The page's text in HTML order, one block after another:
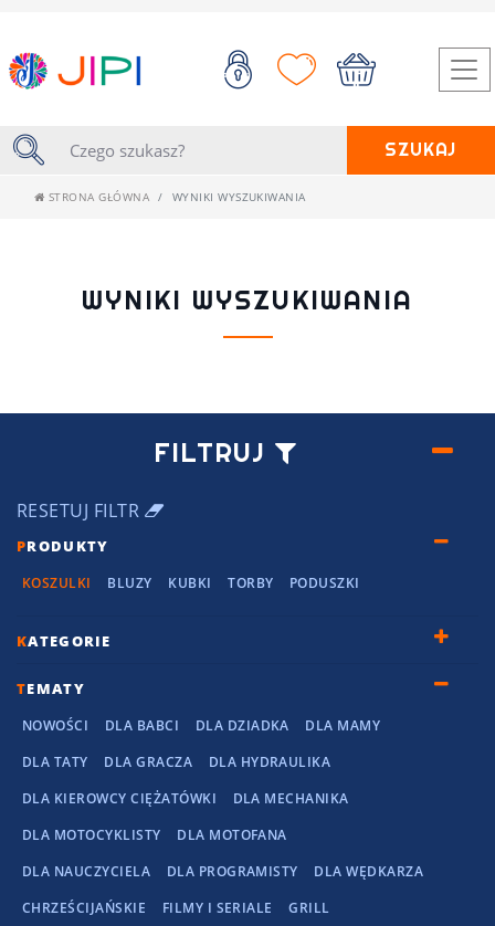
SZUKAJ
STRONA GŁÓWNA WYNIKI WYSZUKIWANIA
WYNIKI WYSZUKIWANIA
FILTRUJ
RESETUJ FILTR
PRODUKTY
KOSZULKI BLUZY KUBKI TORBY PODUSZKI
KATEGORIE
TEMATY
NOWOŚCI DLA BABCI DLA DZIADKA
DLA MAMY
DLA TATY
DLA GRACZA
DLA HYDRAULIKA
DLA KIEROWCY CIĘŻATÓWKI
DLA MECHANIKA
DLA MOTOCYKLISTY
DLA MOTOFANA
DLA NAUCZYCIELA
DLA PROGRAMISTY
DLA WĘDKARZA
CHRZEŚCIJAŃSKIE
FILMY I SERIALE
GRILL